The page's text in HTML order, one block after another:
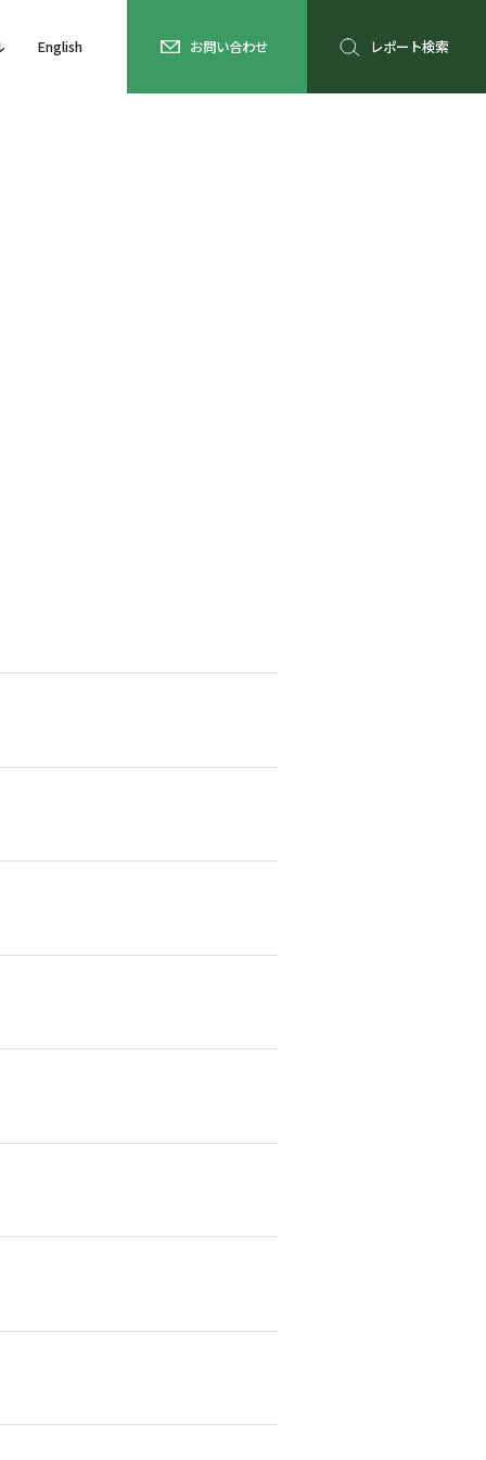
English お問い合わせ レポート検索